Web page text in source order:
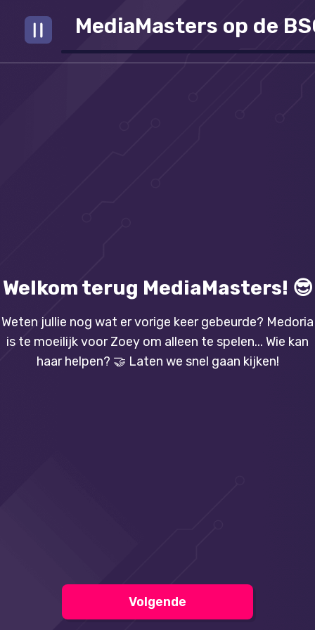
MediaMasters op de
Welkom terug MediaMasters! 😎
Weten jullie nog wat er vorige keer gebeurde? Medoria
is te moeilijk voor Zoey om alleen te spelen... Wie kan
haar helpen? 🤝 Laten we snel gaan kijken!
Volgende